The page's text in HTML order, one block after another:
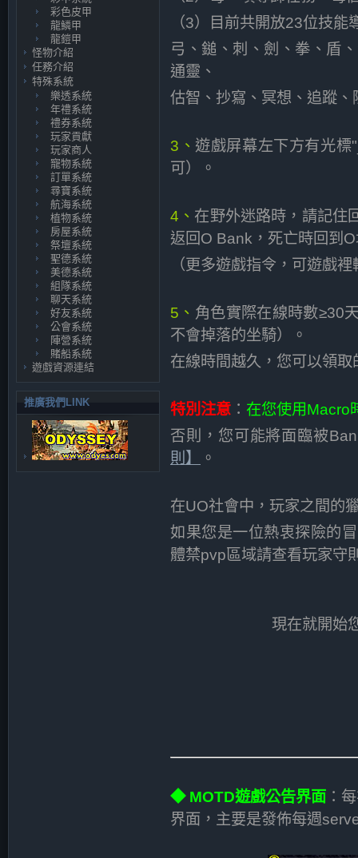
彩色皮甲
龍鱗甲
龍鎧甲
怪物介紹
任務介紹
特殊系統
樂透系統
年禮系統
禮券系統
玩家貢獻
玩家商人
寵物系統
訂單系統
尋寶系統
航海系統
植物系統
房屋系統
祭壇系統
聖德系統
美德系統
組隊系統
聊天系統
好友系統
公會系統
陣營系統
賭船系統
遊戲資源連結
推廣我們LINK
（3）目前共開放23位技
弓、鎚、刺、劍、拳、盾
通靈、
估智、抄寫、冥想、追蹤
3、 遊戲屏幕左下方有光
可）。
4、 在野外迷路時，請記住
返回O Bank，死亡時回到
（更多遊戲指令，可遊戲
5、 角色實際在線時數≥30
不會掉落的坐騎）。
在線時間越久，您可以領
特別注意 ： 在您使用Macro
否則，您可能將面臨被
則】
。
在UO社會中，玩家之間的
如果您是一位熱衷探險的
體禁pvp區域請查看玩家守
現在就開始
◆ MOTD遊戲公告界面 ：
界面，主要是發佈每週